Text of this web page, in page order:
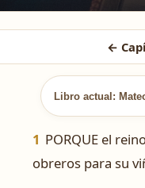
←
Libro actual:
1 PORQUE el
obreros para su